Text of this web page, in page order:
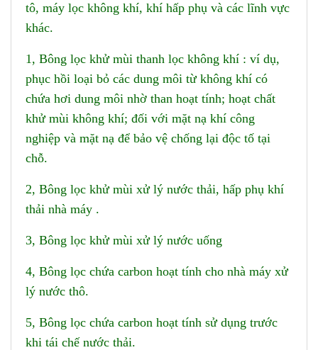
tô, máy lọc không khí, khí hấp phụ và các lĩnh vực
khác.
1, Bông lọc khử mùi thanh lọc không khí : ví dụ,
phục hồi loại bỏ các dung môi từ không khí có
chứa hơi dung môi nhờ than hoạt tính; hoạt chất
khử mùi không khí; đối với mặt nạ khí công
nghiệp và mặt nạ để bảo vệ chống lại độc tố tại
chỗ.
2, Bông lọc khử mùi xử lý nước thải, hấp phụ khí
thải nhà máy .
3, Bông lọc khử mùi xử lý nước uống
4, Bông lọc chứa carbon hoạt tính cho nhà máy xử
lý nước thô.
5, Bông lọc chứa carbon hoạt tính sử dụng trước
khi tái chế nước thải.